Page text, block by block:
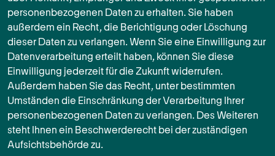
personenbezogenen Daten zu erhalten. Sie haben
außerdem ein Recht, die Berichtigung oder Löschung
dieser Daten zu verlangen. Wenn Sie eine Einwilligung zur
Datenverarbeitung erteilt haben, können Sie diese
Einwilligung jederzeit für die Zukunft widerrufen.
Außerdem haben Sie das Recht, unter bestimmten
Umständen die Einschränkung der Verarbeitung Ihrer
personenbezogenen Daten zu verlangen. Des Weiteren
steht Ihnen ein Beschwerderecht bei der zuständigen
Aufsichtsbehörde zu.